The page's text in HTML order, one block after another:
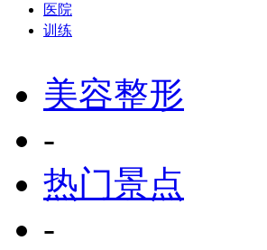
医院
训练
美容整形
-
热门景点
-